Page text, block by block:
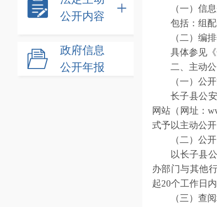
公开内容
政府信息
公开年报
（一）信
包括：组
（二）编
具体参见
二、主动
（一）公
长子县公
网站（网址：
式予以主动公
（二）公
以长子县
办部门与其他
起20个工作日
（三）查